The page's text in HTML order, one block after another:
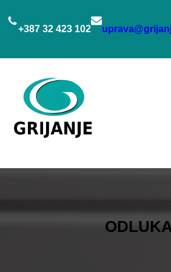
na
+387 32 423 102